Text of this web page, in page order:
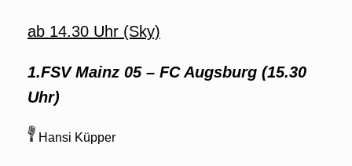
ab 14.30 Uhr (Sky)
1.FSV Mainz 05 – FC Augsburg (15.30
Uhr)
Hansi Küpper